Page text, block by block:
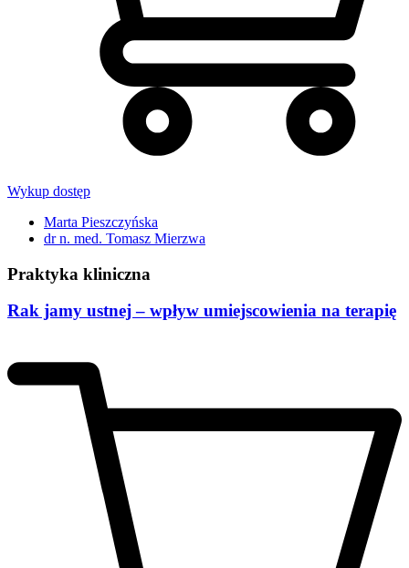
Wykup dostęp
Marta Pieszczyńska
dr n. med. Tomasz Mierzwa
Praktyka kliniczna
Rak jamy ustnej – wpływ umiejscowienia na terapię